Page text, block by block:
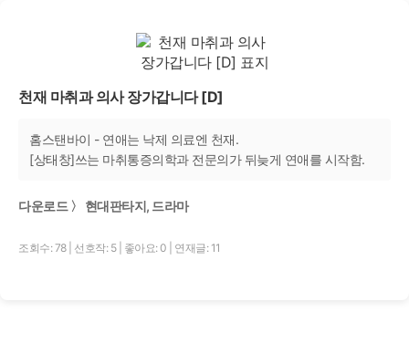
천재 마취과 의사 장가갑니다 [D]
홈스탠바이 - 연애는 낙제 의료엔 천재.
[상태창]쓰는 마취통증의학과 전문의가 뒤늦게 연애를 시작함.
다운로드 〉 현대판타지, 드라마
조회수: 78 선호작: 5 좋아요: 0 연재글: 11